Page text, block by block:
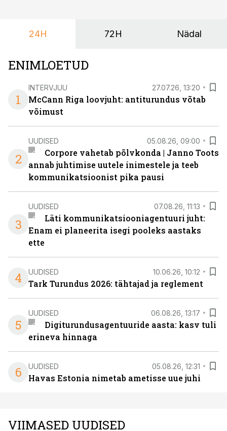
nendele vajadustele vastanud uuendusega, mis pakub
24H 72H Nädal
ENIMLOETUD
1
INTERVJUU 27.07.26, 13:20
McCann Riga loovjuht: antiturundus võtab
võimust
2
UUDISED 05.08.26, 09:00
Corpore vahetab põlvkonda | Janno Toots
annab juhtimise uutele inimestele ja teeb
kommunikatsioonist pika pausi
3
UUDISED 07.08.26, 11:13
Läti kommunikatsiooniagentuuri juht:
Enam ei planeerita isegi pooleks aastaks
ette
4 UUDISED 10.06.26, 10:12
Tark Turundus 2026: tähtajad ja reglement
5
UUDISED 06.08.26, 13:17
Digiturundusagentuuride aasta: kasv tuli
erineva hinnaga
6 UUDISED 05.08.26, 12:31
Havas Estonia nimetab ametisse uue juhi
VIIMASED UUDISED